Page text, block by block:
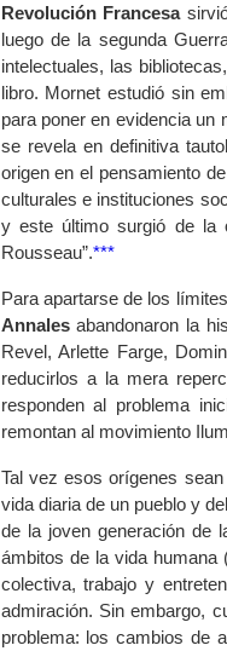
Revolución Francesasirvió
luego de la segunda
intelectuales, las
libro. Mornet estudió sin
para poner en evidencia un
se revela en definitiva
origen en el pensamiento
culturales e instituciones
y este último surgió de la
Rousseau”.***
Para apartarse de los
Annalesabandonaron la
Revel, Arlette Farge,
reducirlos a la mera
responden al problema
remontan al movimiento
Tal vez esos orígenes
vida diaria de un pueblo y
de la joven generación de
ámbitos de la vida humana
colectiva, trabajo y
admiración. Sin embargo,
problema: los cambios de